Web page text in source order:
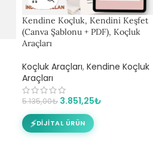
Kendine Koçluk, Kendini Keşfet
(Canva Şablonu + PDF), Koçluk
Araçları
Koçluk Araçları, Kendine Koçluk
Araçları
5.135,00₺ 3.851,25₺
⚡DIJITAL ÜRÜN